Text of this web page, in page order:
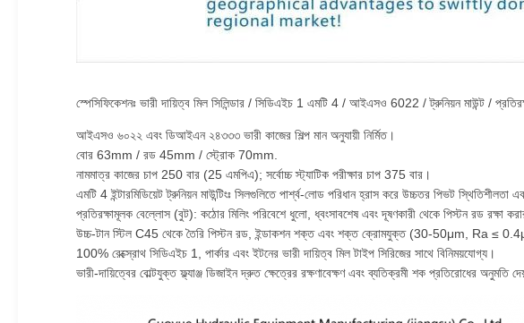
স্পেসিফিকেশনঃ ভারী দায়িত্ব মিল সিলিন্ডার / সিডিএইচ 1 এমটি 4 / আইএসও 6022 / ট্রুনিয়ন মাউন্ট /
আইএসও ৬০২২ এবং ডিআইএন ২৪৩৩৩ ভারী কাজের শিল্প মান অনুযায়ী নির্মিত।
বোর 63mm / রড 45mm / স্ট্রোক 70mm.
নামমাত্র কাজের চাপ 250 বার (25 এমপিএ); সর্বোচ্চ স্ট্যাটিক পরীক্ষার চাপ 375 বার।
এমটি 4 ইন্টারমিডিয়েট ট্রুনিয়ন মাউন্টিংঃ সিলগুলিতে পার্শ্ব-লোড পরিধান হ্রাস করে উচ্চতর পিভট স্থিতিশীলতা
প্রতিরক্ষামূলক বেল্লোস (বুট): কঠোর মিলিং পরিবেশে ধুলো, ধ্বংসাবশেষ এবং দূষণকারী থেকে পিস্টন রড রক্ষা
উচ্চ-টান স্টিল C45 থেকে তৈরি পিস্টন রড, ইন্ডাকশন শক্ত এবং শক্ত ক্রোমযুক্ত (30-50μm, Ra ≤
100% রেক্স্রোথ সিডিএইচ 1, পার্কার এবং ইটনের ভারী দায়িত্ব মিল টাইপ সিরিজের সাথে বিনিময়যোগ্য।
ভারী-দায়িত্বের বোল্টযুক্ত ফ্ল্যাঞ্জ ডিজাইন দ্রুত ক্ষেত্রের রক্ষণাবেক্ষণ এবং ব্যতিক্রমী শক প্রতিরোধের অনুমতি